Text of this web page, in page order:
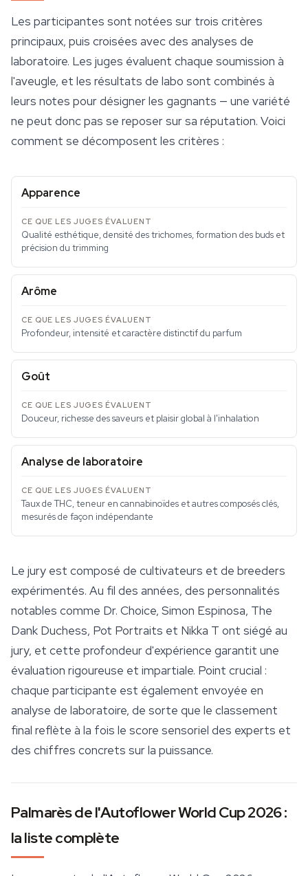
Les participantes sont notées sur trois critères
principaux, puis croisées avec des analyses de
laboratoire. Les juges évaluent chaque soumission à
l'aveugle, et les résultats de labo sont combinés à
leurs notes pour désigner les gagnants — une variété
ne peut donc pas se reposer sur sa réputation. Voici
comment se décomposent les critères :
Apparence
Qualité esthétique, densité des trichomes, formation des buds et
précision du trimming
Arôme
Profondeur, intensité et caractère distinctif du parfum
Goût
Douceur, richesse des saveurs et plaisir global à l'inhalation
Analyse de laboratoire
Taux de THC, teneur en cannabinoïdes et autres composés clés,
mesurés de façon indépendante
Le jury est composé de cultivateurs et de breeders
expérimentés. Au fil des années, des personnalités
notables comme Dr. Choice, Simon Espinosa, The
Dank Duchess, Pot Portraits et Nikka T ont siégé au
jury, et cette profondeur d'expérience garantit une
évaluation rigoureuse et impartiale. Point crucial :
chaque participante est également envoyée en
analyse de laboratoire, de sorte que le classement
final reflète à la fois le score sensoriel des experts et
des chiffres concrets sur la puissance.
Palmarès de l'Autoflower World Cup 2026 :
la liste complète